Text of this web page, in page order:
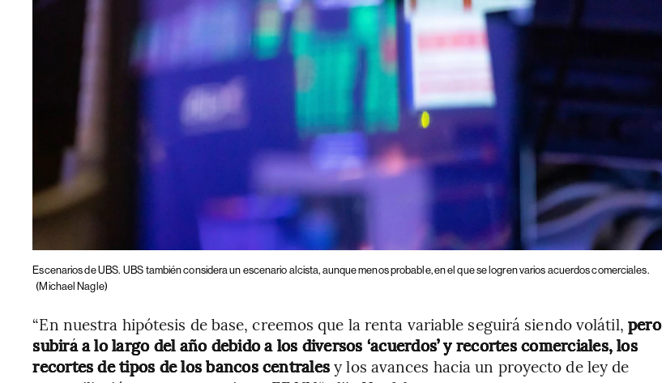
Escenarios de UBS. UBS también considera un escenario alcista, aunque menos probable, en el que se logren varios acuerdos comerciales.
(Michael Nagle)
“En nuestra hipótesis de base, creemos que la renta variable seguirá siendo volátil, pero
subirá a lo largo del año debido a los diversos ‘acuerdos’ y recortes comerciales, los
recortes de tipos de los bancos centralesy los avances hacia un proyecto de ley de